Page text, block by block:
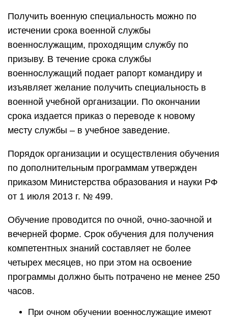
Получить военную специальность можно по
истечении срока военной службы
военнослужащим, проходящим службу по
призыву. В течение срока службы
военнослужащий подает рапорт командиру и
изъявляет желание получить специальность в
военной учебной организации. По окончании
срока издается приказ о переводе к новому
месту службы – в учебное заведение.
Порядок организации и осуществления обучения
по дополнительным программам утвержден
приказом Министерства образования и науки РФ
от 1 июля 2013 г. № 499.
Обучение проводится по очной, очно-заочной и
вечерней форме. Срок обучения для получения
компетентных знаний составляет не более
четырех месяцев, но при этом на освоение
программы должно быть потрачено не менее 250
часов.
При очном обучении военнослужащие имеют